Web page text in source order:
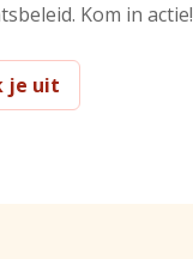
Kom in actie!
je uit